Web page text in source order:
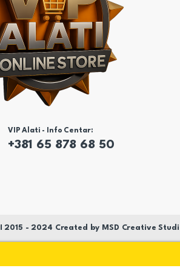
VIP Alati - Info Centar:
+381 65 878 68 50
2015 - 2024 Created by MSD Creative